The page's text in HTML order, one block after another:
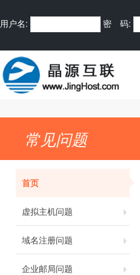
用户名: 密 码:
常见问题
首页
虚拟主机问题
域名注册问题
企业邮局问题